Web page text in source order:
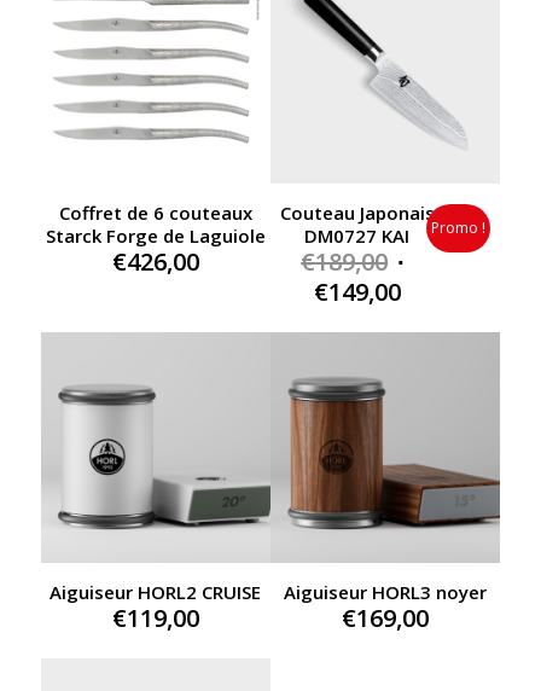
Coffret de 6 couteaux
Starck Forge de Laguiole
€426,00
Couteau Japonais
DM0727 KAI
€189,00 Original
price
€149,00Current
Promo !
Aiguiseur HORL2 CRUISE
€119,00
Aiguiseur HORL3 noyer
€169,00